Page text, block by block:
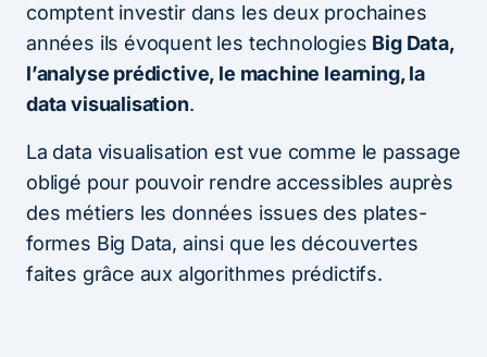
comptent investir dans les deux prochaines
années ils évoquent les technologies Big Data,
l’analyse prédictive, le machine learning, la
data visualisation.
La data visualisation est vue comme le passage
obligé pour pouvoir rendre accessibles auprès
des métiers les données issues des plates-
formes Big Data, ainsi que les découvertes
faites grâce aux algorithmes prédictifs.